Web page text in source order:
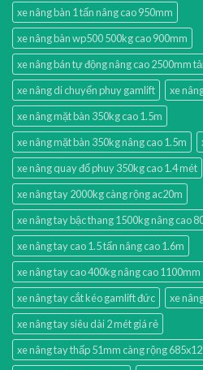
xe nâng bàn 1 tấn nâng cao 950mm
xe nâng bàn wp500 500kg cao 900mm
xe nâng bán tự động nâng cao 2500mm
xe nâng di chuyển phuy gamlift
xe
xe nâng mặt bàn 350kg cao 1.5m
xe nâng mặt bàn 350kg nâng cao 1.5m
xe nâng quay đổ phuy 350kg cao 1.4 mét
xe nâng tay 2000kg càng rộng ac20m
xe nâng tay bậc thang 1500kg nâng cao
xe nâng tay cao 1.5 tấn nâng cao 1.6m
xe nâng tay cao 400kg nâng cao 1100mm
xe nâng tay cắt kéo gamlift đức
xe
xe nâng tay siêu dài 2 mét giá rẻ
xe nâng tay thấp 51mm càng rộng